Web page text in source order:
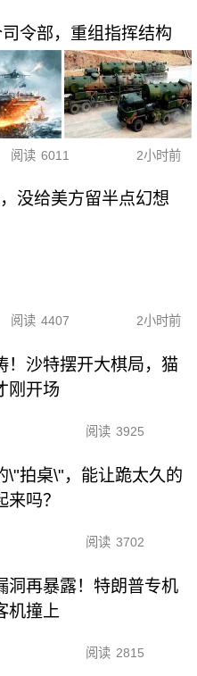
令部，重组指挥结构
阅读 6011 2小时前
没给美方留半点幻想
阅读 4407 2小时前
！沙特摆开大棋局，猫
刚开场
阅读 3925
\"拍桌\"，能让跪太久的
吗？
阅读 3702
洞再暴露！特朗普专机
机撞上
阅读 2815